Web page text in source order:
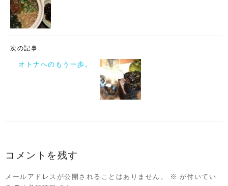
次の記事
オトナへのもう一歩。
コメントを残す
メールアドレスが公開されることはありません。 ※
が付いてい